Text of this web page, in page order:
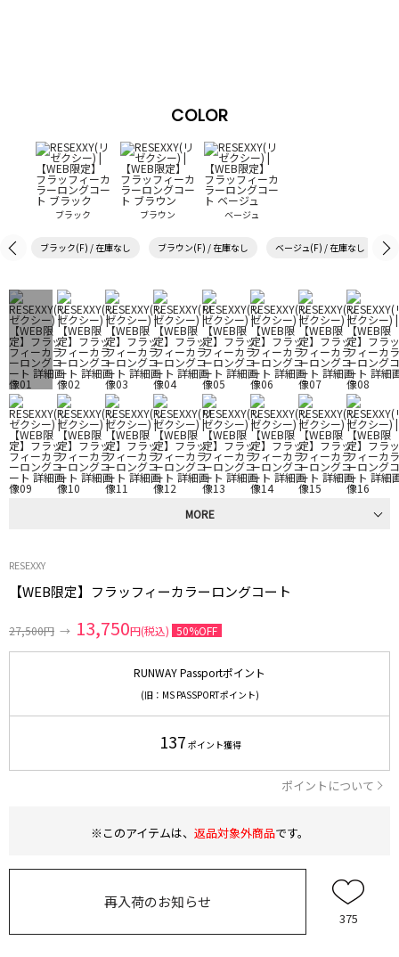
COLOR
ブラック ブラウン ベージュ
ブラック(F) / 在庫なし ブラウン(F) / 在庫なし ベージュ(F) / 在庫なし
MORE
RESEXXY
【WEB限定】フラッフィーカラーロングコート
27,500円 → 13,750円(税込) 50%OFF
RUNWAY Passportポイント
(旧：MS PASSPORTポイント)
137 ポイント獲得
ポイントについて
※このアイテムは、 返品対象外商品です。
再入荷のお知らせ
375